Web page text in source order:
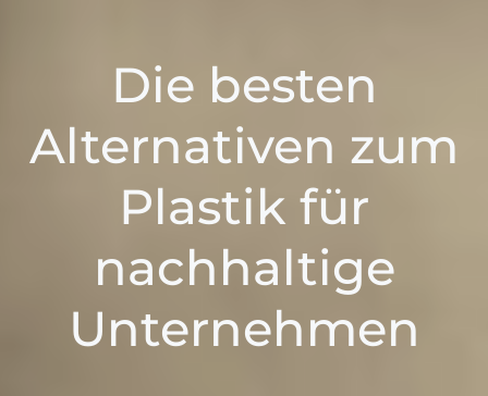
Die besten
Alternativen zum
Plastik für
nachhaltige
Unternehmen